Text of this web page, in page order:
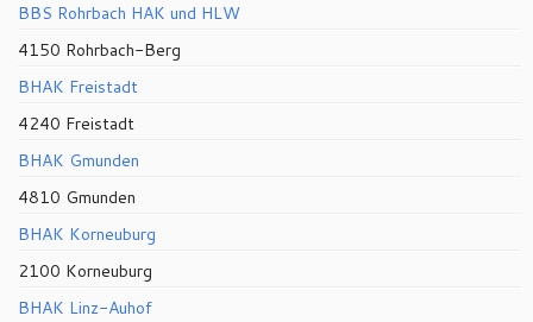
BBS Rohrbach HAK und HLW
4150 Rohrbach-Berg
BHAK Freistadt
4240 Freistadt
BHAK Gmunden
4810 Gmunden
BHAK Korneuburg
2100 Korneuburg
BHAK Linz-Auhof